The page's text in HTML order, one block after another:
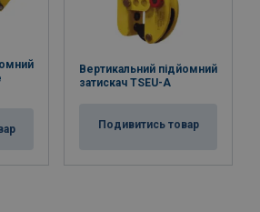
Вертикальний підйомний
затискач TSEU-A
Подивитись товар